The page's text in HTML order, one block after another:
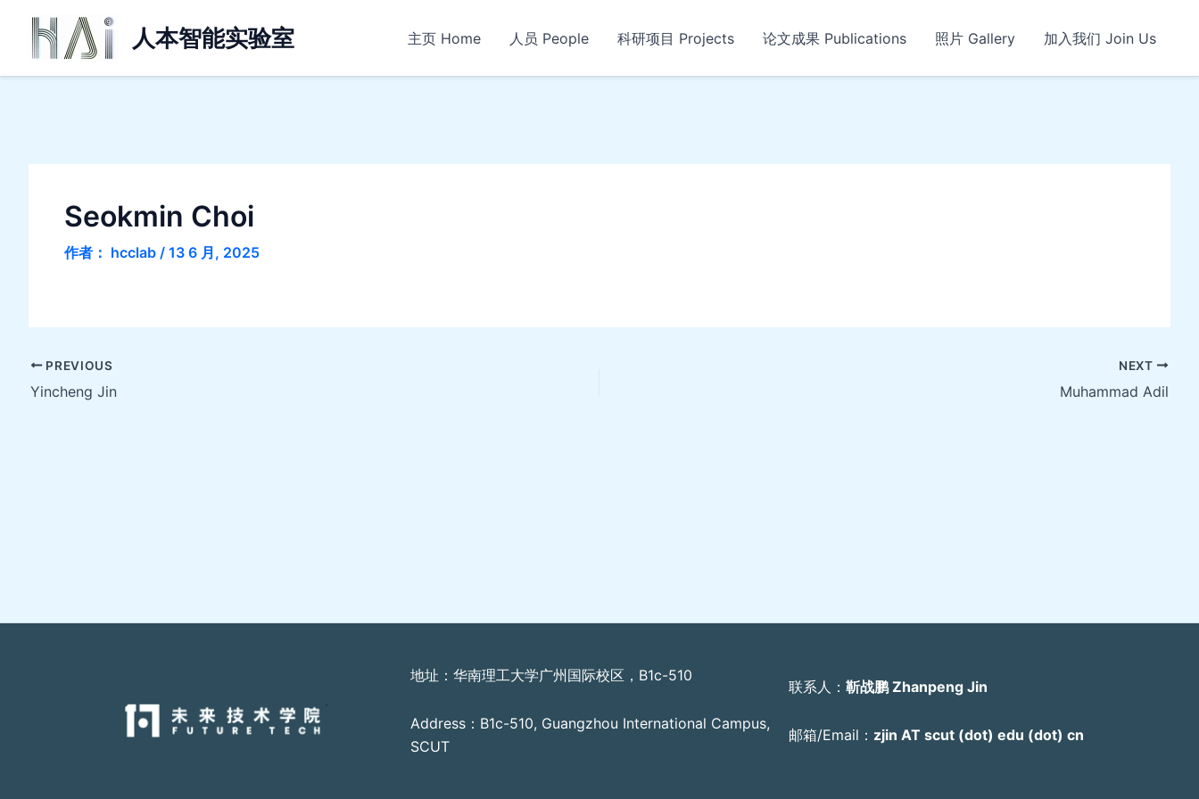
容
人本智能实验室 主页 Home 人员 People 科研项目 Projects 论文成果 Publications 照片 Gallery 加入我们 Join Us
Seokmin Choi
作者： hcclab / 13 6 月, 2025
PREVIOUS
Yincheng Jin
NEXT
Muhammad Adil
地址：华南理工大学广州国际校区，B1c-510
Address：B1c-510, Guangzhou International Campus,
SCUT
联系人：靳战鹏 Zhanpeng Jin
邮箱/Email： zjin AT scut (dot) edu (dot) cn